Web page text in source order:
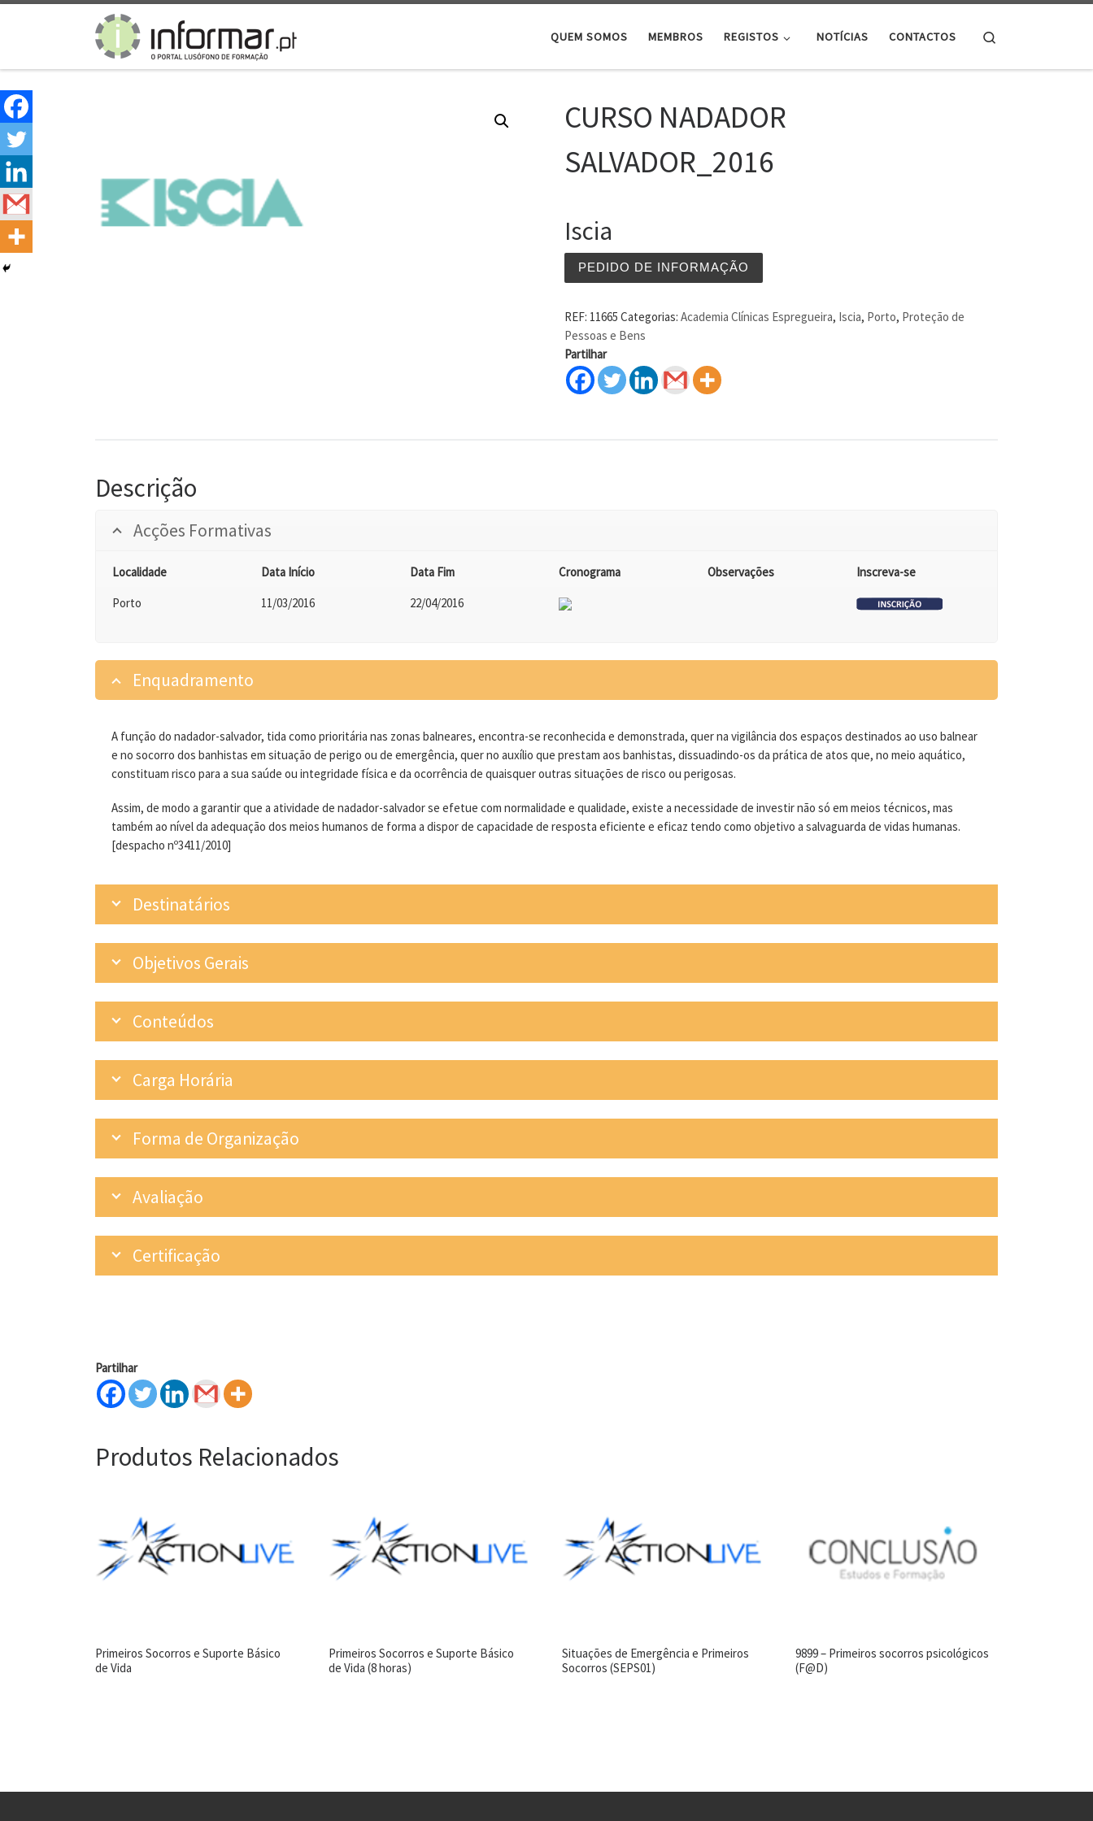
Skip to content
QUEM SOMOS MEMBROS REGISTOS NOTÍCIAS CONTACTOS
CURSO NADADOR
SALVADOR_2016
Iscia
PEDIDO DE INFORMAÇÃO
REF: 11665 Categorias:Academia Clínicas Espregueira, Iscia, Porto, Proteção de
Pessoas e Bens
Partilhar
Descrição
Acções Formativas
Localidade
Porto
Data Início
11/03/2016
Data Fim
22/04/2016
Cronograma Observações Inscreva-se
Enquadramento
A função do nadador-salvador, tida como prioritária nas zonas balneares, encontra-se reconhecida e demonstrada, quer na vigilância dos espaços destinados ao uso balnear
e no socorro dos banhistas em situação de perigo ou de emergência, quer no auxílio que prestam aos banhistas, dissuadindo-os da prática de atos que, no meio aquático,
constituam risco para a sua saúde ou integridade física e da ocorrência de quaisquer outras situações de risco ou perigosas.
Assim, de modo a garantir que a atividade de nadador-salvador se efetue com normalidade e qualidade, existe a necessidade de investir não só em meios técnicos, mas
também ao nível da adequação dos meios humanos de forma a dispor de capacidade de resposta eficiente e eficaz tendo como objetivo a salvaguarda de vidas humanas.
[despacho nº3411/2010]
Destinatários
Objetivos Gerais
Conteúdos
Carga Horária
Forma de Organização
Avaliação
Certificação
Partilhar
Produtos Relacionados
Primeiros Socorros e Suporte Básico
de Vida
Primeiros Socorros e Suporte Básico
de Vida (8 horas)
Situações de Emergência e Primeiros
Socorros (SEPS01)
9899 – Primeiros socorros psicológicos
(F@D)